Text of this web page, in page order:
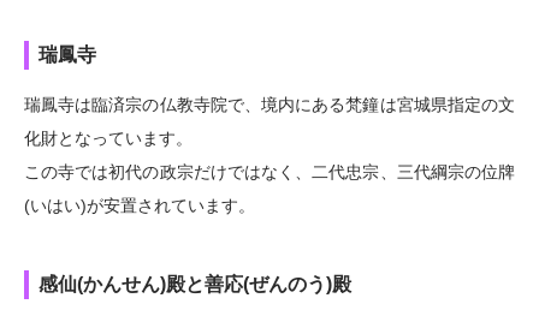
瑞鳳寺
瑞鳳寺は臨済宗の仏教寺院で、境内にある梵鐘は宮城県指定の文
化財となっています。
この寺では初代の政宗だけではなく、二代忠宗、三代綱宗の位牌
(いはい)が安置されています。
感仙(かんせん)殿と善応(ぜんのう)殿